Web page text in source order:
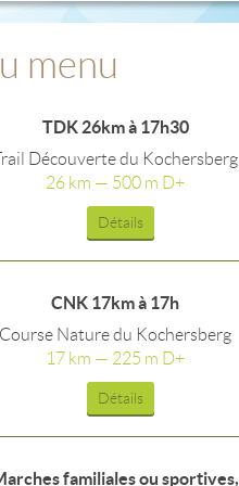
menu
TDK 26km à 17h30
Découverte du Kochersberg
26 km — 500 m D+
Détails
CNK 17km à 17h
Course Nature du Kochersberg
17 km — 225 m D+
Détails
familiales ou sportives,